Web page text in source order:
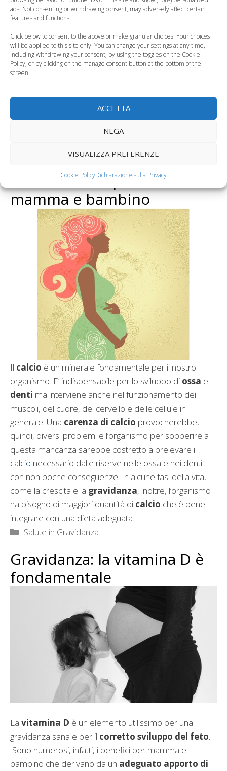
ads. Not consenting or withdrawing consent, may adversely affect certain
features and functions.
Click below to consent to the above or make granular choices. Your choices
will be applied to this site only. You can change your settings at any time,
including withdrawing your consent, by using the toggles on the Cookie
Policy, or by clicking on the manage consent button at the bottom of the
screen.
ACCETTA
NEGA
VISUALIZZA PREFERENZE
Cookie PolicyDichiarazione sulla Privacy
Calcio: alleato prezioso di
mamma e bambino
Il calcio è un minerale fondamentale per il nostro
organismo. E’ indispensabile per lo sviluppo di ossa e
denti ma interviene anche nel funzionamento dei
muscoli, del cuore, del cervello e delle cellule in
generale. Una carenza di calcio provocherebbe,
quindi, diversi problemi e l’organismo per sopperire a
questa mancanza sarebbe costretto a prelevare il
calcio necessario dalle riserve nelle ossa e nei denti
con non poche conseguenze. In alcune fasi della vita,
come la crescita e la gravidanza, inoltre, l’organismo
ha bisogno di maggiori quantità di calcio che è bene
integrare con una dieta adeguata.
Categorie
Salute in Gravidanza
Gravidanza: la vitamina D è
fondamentale
La vitamina D è un elemento utilissimo per una
gravidanza sana e per il corretto sviluppo del feto.
Sono numerosi, infatti, i benefici per mamma e
bambino che derivano da un adeguato apporto di